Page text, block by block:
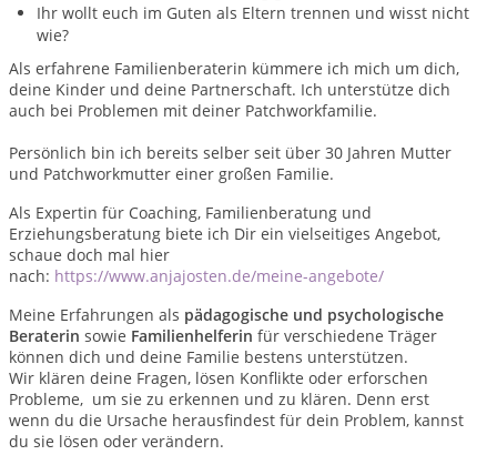
Ihr wollt euch im Guten als Eltern trennen und wisst nicht
wie?
Als erfahrene Familienberaterin kümmere ich mich um dich,
deine Kinder und deine Partnerschaft. Ich unterstütze dich
auch bei Problemen mit deiner Patchworkfamilie.
Persönlich bin ich bereits selber seit über 30 Jahren Mutter
und Patchworkmutter einer großen Familie.
Als Expertin für Coaching, Familienberatung und
Erziehungsberatung biete ich Dir ein vielseitiges Angebot,
schaue doch mal hier
nach: https://www.anjajosten.de/meine-angebote/
Meine Erfahrungen als pädagogische und psychologische
Beraterin sowie Familienhelferin für verschiedene Träger
können dich und deine Familie bestens unterstützen.
Wir klären deine Fragen, lösen Konflikte oder erforschen
Probleme, um sie zu erkennen und zu klären. Denn erst
wenn du die Ursache herausfindest für dein Problem, kannst
du sie lösen oder verändern.